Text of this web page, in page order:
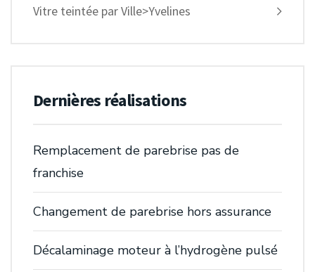
Vitre teintée par Ville>Yvelines
Dernières réalisations
Remplacement de parebrise pas de
franchise
Changement de parebrise hors assurance
Décalaminage moteur à l’hydrogène pulsé